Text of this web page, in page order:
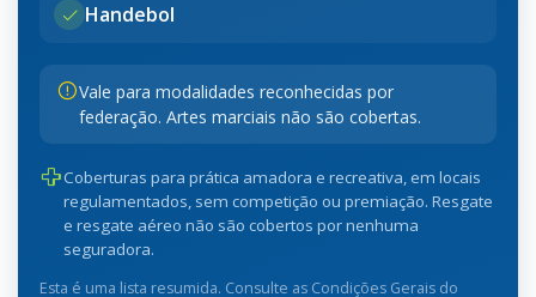
Handebol
Vale para modalidades reconhecidas por
federação. Artes marciais não são cobertas.
Coberturas para prática amadora e recreativa, em locais
regulamentados, sem competição ou premiação. Resgate
e resgate aéreo não são cobertos por nenhuma
seguradora.
Esta é uma lista resumida. Consulte as Condições Gerais do